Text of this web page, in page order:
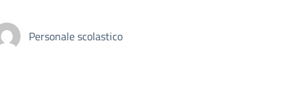
Personale scolastico